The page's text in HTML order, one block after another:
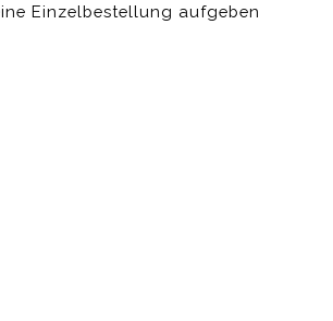
Einzelbestellung aufgeben